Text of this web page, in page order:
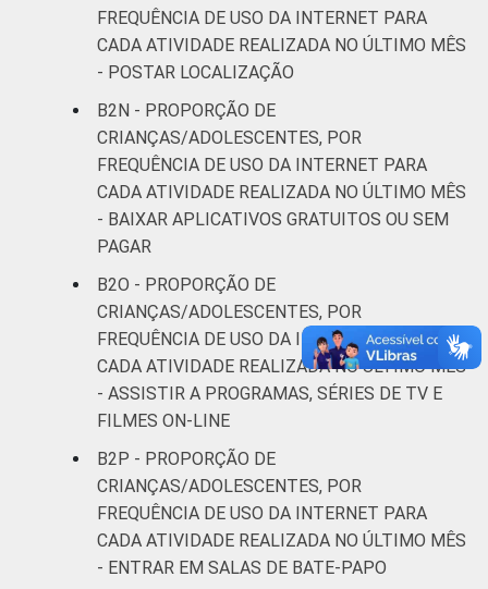
FREQUÊNCIA DE USO DA INTERNET PARA
CADA ATIVIDADE REALIZADA NO ÚLTIMO MÊS
- POSTAR LOCALIZAÇÃO
B2N - PROPORÇÃO DE
CRIANÇAS/ADOLESCENTES, POR
FREQUÊNCIA DE USO DA INTERNET PARA
CADA ATIVIDADE REALIZADA NO ÚLTIMO MÊS
- BAIXAR APLICATIVOS GRATUITOS OU SEM
PAGAR
B2O - PROPORÇÃO DE
CRIANÇAS/ADOLESCENTES, POR
FREQUÊNCIA DE USO DA INTERNET PARA
CADA ATIVIDADE REALIZADA NO ÚLTIMO MÊS
- ASSISTIR A PROGRAMAS, SÉRIES DE TV E
FILMES ON-LINE
B2P - PROPORÇÃO DE
CRIANÇAS/ADOLESCENTES, POR
FREQUÊNCIA DE USO DA INTERNET PARA
CADA ATIVIDADE REALIZADA NO ÚLTIMO MÊS
- ENTRAR EM SALAS DE BATE-PAPO